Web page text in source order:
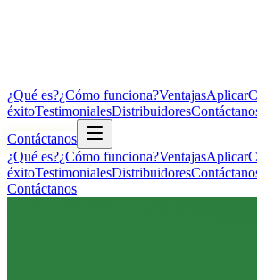
¿Qué es?¿Cómo funciona?VentajasAplicar
éxitoTestimonialesDistribuidores
Contáctanos
¿Qué es?¿Cómo funciona?VentajasAplicar
éxitoTestimonialesDistribuidores
Contáctanos